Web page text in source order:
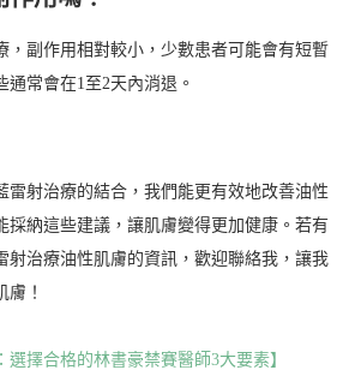
，副作用相對較小，少數患者可能會有短暫
通常會在1至2天內消退。
雷射治療的結合，我們能更有效地改善油性
採納這些建議，讓肌膚變得更加健康。若有
射治療油性肌膚的資訊，歡迎聯絡我，讓我
膚！
選擇合格的林書豪禁賽醫師3大要素】